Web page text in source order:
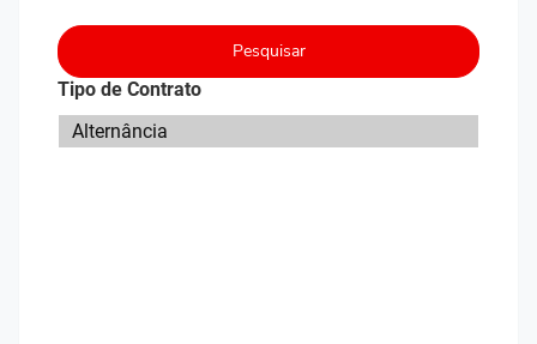
Pesquisar
Tipo de Contrato